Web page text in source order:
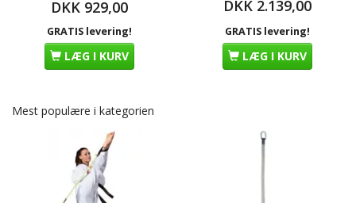
DKK 929,00
GRATIS levering!
LÆG I KURV
DKK 2.139,00
GRATIS levering!
LÆG I KURV
Mest populære i kategorien